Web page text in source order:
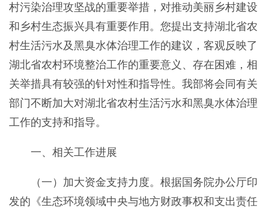
村污染治理攻坚战的重要举措，对推动美丽乡村建设
和乡村生态振兴具有重要作用。您提出支持湖北省农
村生活污水及黑臭水体治理工作的建议，客观反映了
湖北省农村环境整治工作的重要意义、存在困难，相
关举措具有较强的针对性和指导性。我部将会同有关
部门不断加大对湖北省农村生活污水和黑臭水体治理
工作的支持和指导。
一、相关工作进展
（一）加大资金支持力度。根据国务院办公厅印
发的《生态环境领域中央与地方财政事权和支出责任